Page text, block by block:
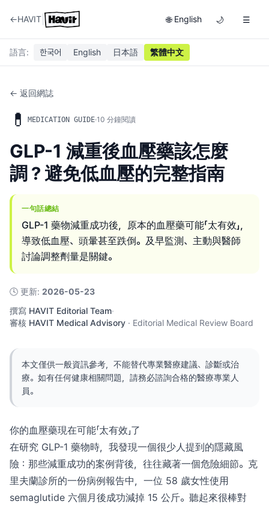
←HAVIT 🌐 English 🌙 ☰
語言: 한국어 English 日本語 繁體中文
← 返回網誌
💊 MEDICATION GUIDE·10 分鐘閱讀
GLP-1 減重後血壓藥該怎麼
調？避免低血壓的完整指南
一句話總結
GLP-1 藥物減重成功後，原本的血壓藥可能「太有效」，
導致低血壓、頭暈甚至跌倒。及早監測、主動與醫師
討論調整劑量是關鍵。
🕓 更新: 2026-05-23
撰寫 HAVIT Editorial Team·
審核 HAVIT Medical Advisory · Editorial Medical Review Board
本文僅供一般資訊參考，不能替代專業醫療建議、診斷或治
療。如有任何健康相關問題，請務必諮詢合格的醫療專業人
員。
你的血壓藥現在可能「太有效」了
在研究 GLP-1 藥物時，我發現一個很少人提到的隱藏風
險：那些減重成功的案例背後，往往藏著一個危險細節。克
里夫蘭診所的一份病例報告中，一位 58 歲女性使用
semaglutide 六個月後成功減掉 15 公斤。聽起來很棒對